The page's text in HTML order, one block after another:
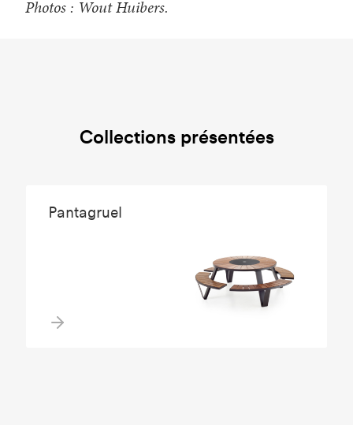
Photos : Wout Huibers.
Collections présentées
Pantagruel